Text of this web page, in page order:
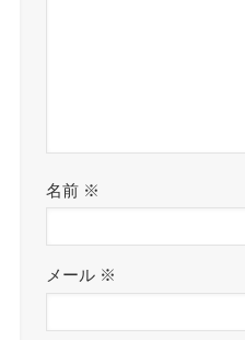
名前 ※
メール ※